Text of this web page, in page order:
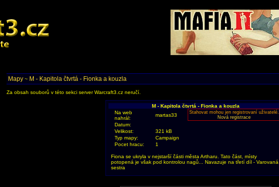
Mapy ~ M - Kapitola čtvrtá - Fionka a kouzla
Za obsah souborů v této sekci server Warcraft3.cz neručí.
M - Kapitola čtvrtá - Fionka a kouzla
Na web
nahrál:
martas33
Datum:
Velikost:
321 kB
Typ mapy:
Campaign
Pocet hracu:
1
Stahovat mohou jen registrovaní uživatelé.
Nová registrace
Fiona se ukryla v nejstarší části města Artharu. Tato část, místy
potopená je však pod kontrolou nagů... Navazuje na třetí díl - Varovaná
sestra